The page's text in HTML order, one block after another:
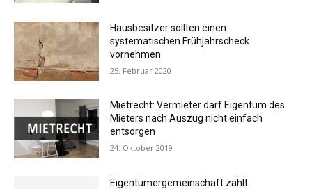
Hausbesitzer sollten einen
systematischen Frühjahrscheck
vornehmen
25. Februar 2020
Mietrecht: Vermieter darf Eigentum des
Mieters nach Auszug nicht einfach
entsorgen
24. Oktober 2019
Eigentümergemeinschaft zahlt